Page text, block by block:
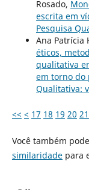
Rosado,
escrita em
Pesquisa
Ana Patrícia
éticos,
qualitativa
em torno do
Qualitativa:
<< < 17 18 19 20 21
Você também pode
similaridadepara